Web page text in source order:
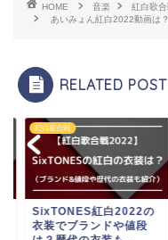
HOME 音楽
紅白歌
あいみょん紅白2022動画は
RELATED POST
紅白2022の
でブランドや値段
紅白歌合戦
あい
曲や